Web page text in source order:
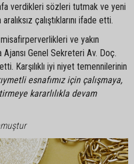
verdikleri sözleri tutmak ve yeni
çalıştıklarını ifade etti.
ve yakın
Ajansı Genel Sekreteri Av. Doç.
Karşılıklı iyi niyet temennilerinin
esnafımız için çalışmaya,
kararlılıkla devam